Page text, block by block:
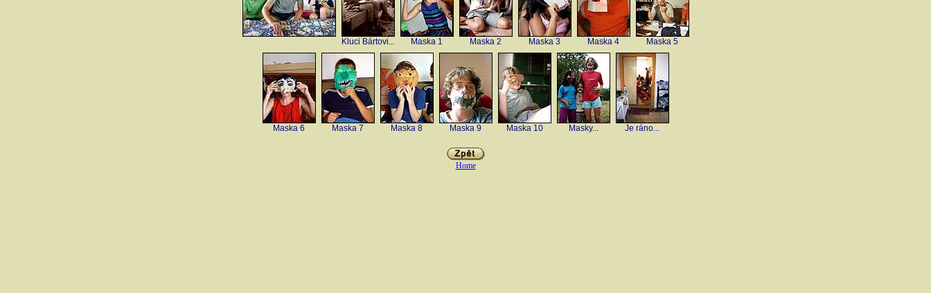
Kluci Bártovi... Maska 1 Maska 2 Maska 3 Maska 4 Maska 5
Maska 6 Maska 7 Maska 8 Maska 9 Maska 10 Masky... Je ráno...
Home